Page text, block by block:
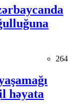
264
həyata